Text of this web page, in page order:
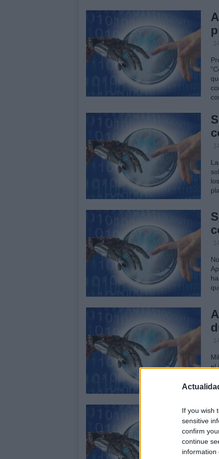
If you wish
sensitive
confirm
continue
information
el